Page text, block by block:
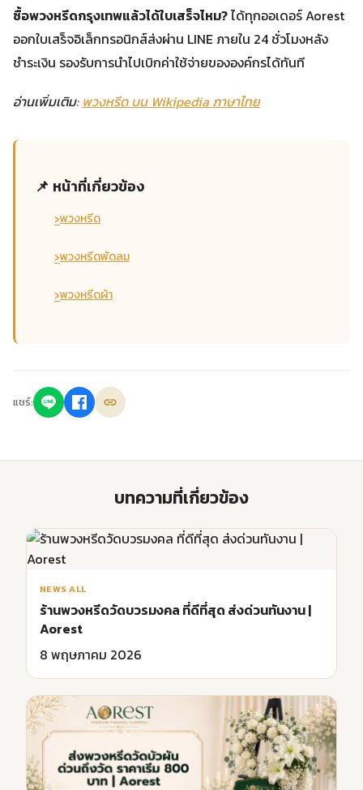
ซื้อพวงหรีดกรุงเทพแล้วได้ใบเสร็จไหม?ได้ทุกออเดอร์ Aorest
ออกใบเสร็จอิเล็กทรอนิกส์ส่งผ่าน LINE ภายใน 24 ชั่วโมงหลัง
ชำระเงิน รองรับการนำไปเบิกค่าใช้จ่ายขององค์กรได้ทันที
อ่านเพิ่มเติม: พวงหรีด บน Wikipedia ภาษาไทย
📌 หน้าที่เกี่ยวข้อง
›พวงหรีด
›พวงหรีดพัดลม
›พวงหรีดผ้า
แชร์:
บทความที่เกี่ยวข้อง
NEWS ALL
ร้านพวงหรีดวัดบวรมงคล ที่ดีที่สุด ส่งด่วนทันงาน |
Aorest
8 พฤษภาคม 2026